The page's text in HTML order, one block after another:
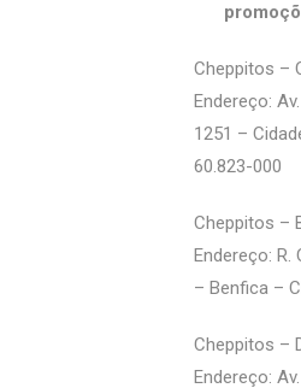
Cheppitos –
Endereço:
1251 –
60.823-000
Cheppitos –
Endereço: R.
– Benfica –
Cheppitos –
Endereço: